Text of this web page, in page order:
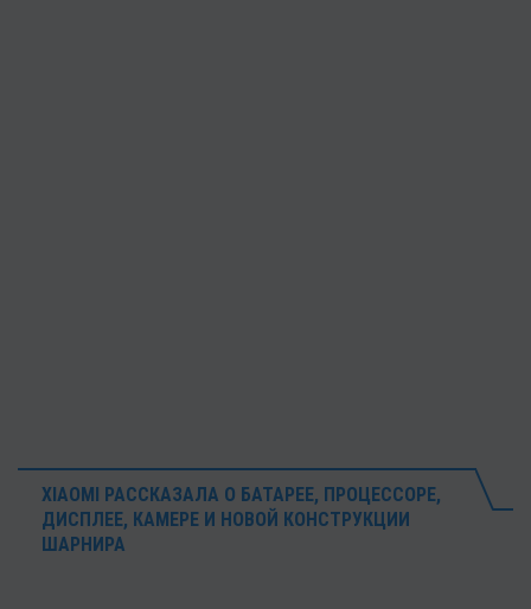
XIAOMI РАССКАЗАЛА О БАТАРЕЕ, ПРОЦЕССОРЕ,
ДИСПЛЕЕ, КАМЕРЕ И НОВОЙ КОНСТРУКЦИИ
ШАРНИРА